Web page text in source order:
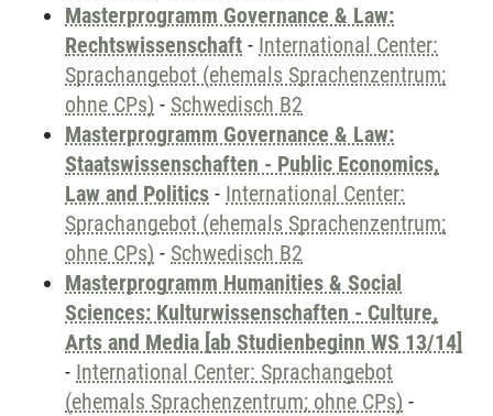
Masterprogramm Governance & Law:
Rechtswissenschaft - International Center:
Sprachangebot (ehemals Sprachenzentrum;
ohne CPs) - Schwedisch B2
Masterprogramm Governance & Law:
Staatswissenschaften - Public Economics,
Law and Politics - International Center:
Sprachangebot (ehemals Sprachenzentrum;
ohne CPs) - Schwedisch B2
Masterprogramm Humanities & Social
Sciences: Kulturwissenschaften - Culture,
Arts and Media [ab Studienbeginn WS 13/14]
- International Center: Sprachangebot
(ehemals Sprachenzentrum; ohne CPs) -